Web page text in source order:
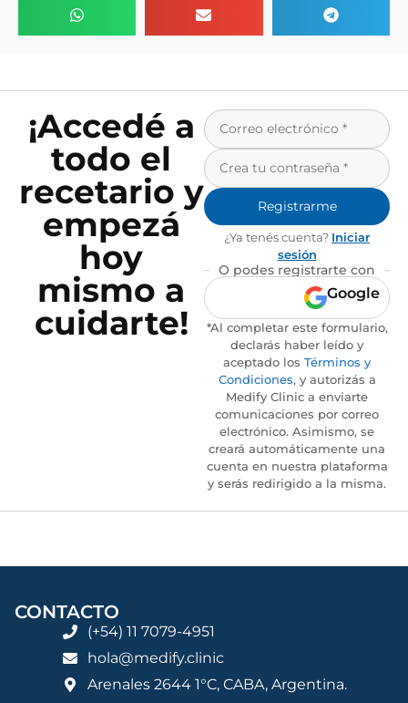
¡Accedé a
todo el
recetario y
empezá
hoy
mismo a
cuidarte!
Registrarme
¿Ya tenés cuenta? Iniciar
sesión
O podes registrarte con
Google
*Al completar este formulario,
declarás haber leído y
aceptado los Términos y
Condiciones, y autorizás a
Medify Clinic a enviarte
comunicaciones por correo
electrónico. Asimismo, se
creará automáticamente una
cuenta en nuestra plataforma
y serás redirigido a la misma.
CONTACTO
(+54) 11 7079-4951
hola@medify.clinic
Arenales 2644 1°C, CABA, Argentina.